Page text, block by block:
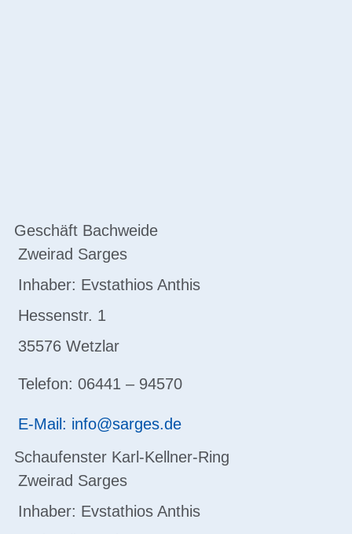
Geschäft Bachweide
Zweirad Sarges
Inhaber: Evstathios Anthis
Hessenstr. 1
35576 Wetzlar
Telefon: 06441 – 94570
E-Mail: info@sarges.de
Schaufenster Karl-Kellner-Ring
Zweirad Sarges
Inhaber: Evstathios Anthis